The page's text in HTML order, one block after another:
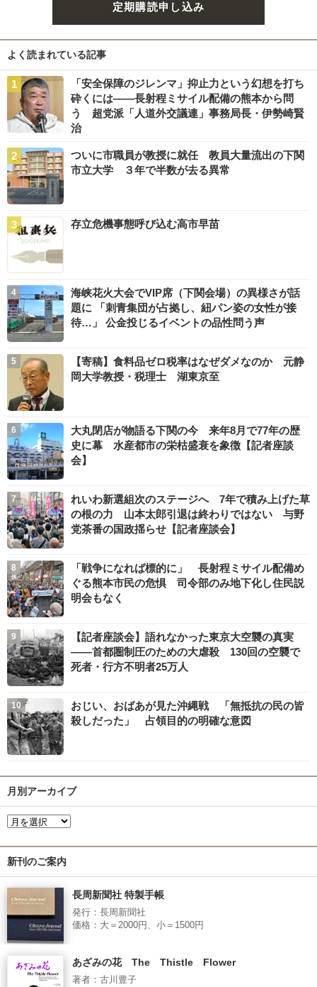
定期購読申し込み
よく読まれている記事
「安全保障のジレンマ」抑止力という幻想を打ち
砕くには――長射程ミサイル配備の熊本から問
う 超党派「人道外交議連」事務局長・伊勢崎賢
治
ついに市職員が教授に就任 教員大量流出の下関
市立大学 ３年で半数が去る異常
存立危機事態呼び込む高市早苗
海峡花火大会でVIP席（下関会場）の異様さが話
題に 「刺青集団が占拠し、紐パン姿の女性が接
待…」 公金投じるイベントの品性問う声
【寄稿】食料品ゼロ税率はなぜダメなのか 元静
岡大学教授・税理士 湖東京至
大丸閉店が物語る下関の今 来年8月で77年の歴
史に幕 水産都市の栄枯盛衰を象徴【記者座談
会】
れいわ新選組次のステージへ 7年で積み上げた草
の根の力 山本太郎引退は終わりではない 与野
党茶番の国政揺らせ【記者座談会】
「戦争になれば標的に」 長射程ミサイル配備め
ぐる熊本市民の危惧 司令部のみ地下化し住民説
明会もなく
【記者座談会】語れなかった東京大空襲の真実
――首都圏制圧のための大虐殺 130回の空襲で
死者・行方不明者25万人
おじい、おばあが見た沖縄戦 「無抵抗の民の皆
殺しだった」 占領目的の明確な意図
月別アーカイブ
新刊のご案内
長周新聞社 特製手帳
発行：長周新聞社
価格：大＝2000円、小＝1500円
あざみの花 The Thistle Flower
著者：古川豊子